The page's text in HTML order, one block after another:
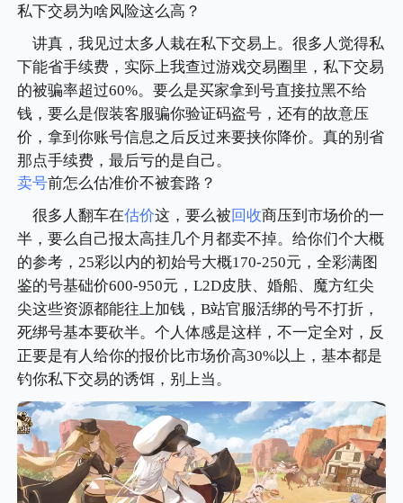
私下交易为啥风险这么高？
讲真，我见过太多人栽在私下交易上。很多人觉得私
下能省手续费，实际上我查过游戏交易圈里，私下交易
的被骗率超过60%。要么是买家拿到号直接拉黑不给
钱，要么是假装客服骗你验证码盗号，还有的故意压
价，拿到你账号信息之后反过来要挟你降价。真的别省
那点手续费，最后亏的是自己。
卖号前怎么估准价不被套路？
很多人翻车在估价这，要么被回收商压到市场价的一
半，要么自己报太高挂几个月都卖不掉。给你们个大概
的参考，25彩以内的初始号大概170-250元，全彩满图
鉴的号基础价600-950元，L2D皮肤、婚船、魔方红尖
尖这些资源都能往上加钱，B站官服活绑的号不打折，
死绑号基本要砍半。个人体感是这样，不一定全对，反
正要是有人给你的报价比市场价高30%以上，基本都是
钓你私下交易的诱饵，别上当。